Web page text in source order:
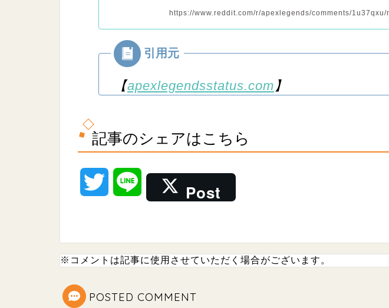
https://www.reddit.com/r/apexlegends/comments/
【apexlegendsstatus.com 】
記事のシェアはこちら
t
t
e
Post
※コメントは記事に使用させていただく場合がございます。
POSTED COMMENT